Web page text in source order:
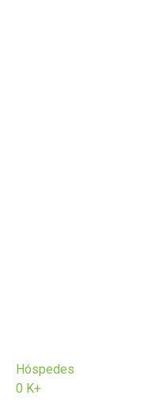
Hóspedes
0 K+